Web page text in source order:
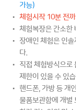
가능)
체험시작 10분 전
체험복장은 간소한
장애인 체험은 인
다.
직접 체험방식으로
제한이 있을 수 있
핸드폰, 가방 등 개
물품보관함에 개별